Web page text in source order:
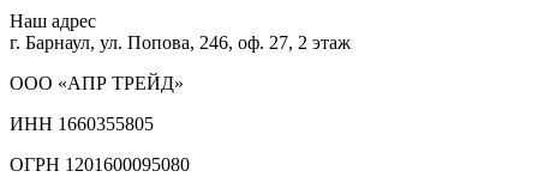
Наш адрес
г. Барнаул, ул. Попова, 246, оф. 27, 2 этаж
ООО «АПР ТРЕЙД»
ИНН 1660355805
ОГРН 1201600095080